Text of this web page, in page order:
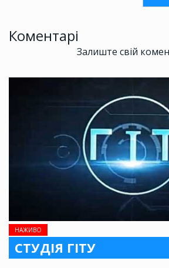
НАЖИВО
СТУДІЯ ГІТУ
Коментарі
Залиште свій